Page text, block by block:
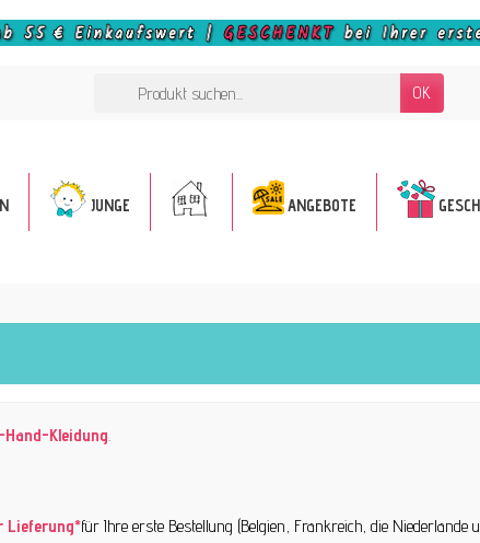
OK
JUNGE ANGEBOTE
Kleidung.
Lieferung*für Ihre erste Bestellung (Belgien, Frankreich, die Niederlande